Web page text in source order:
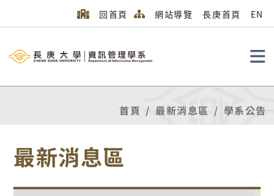
回首頁 網站導覽 長庚首頁 EN
首頁 最新消息區 學系公告
最新消息區